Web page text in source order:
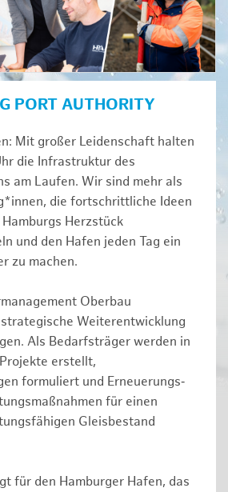
PORT AUTHORITY
Mit großer Leidenschaft halten
die Infrastruktur des
am Laufen. Wir sind mehr als
die fortschrittliche Ideen
Herzstück
und den Hafen jeden Tag ein
zu machen.
Oberbau
Weiterentwicklung
Als Bedarfsträger werden in
erstellt,
formuliert und Erneuerungs‑
für einen
Gleisbestand
für den Hamburger Hafen, das